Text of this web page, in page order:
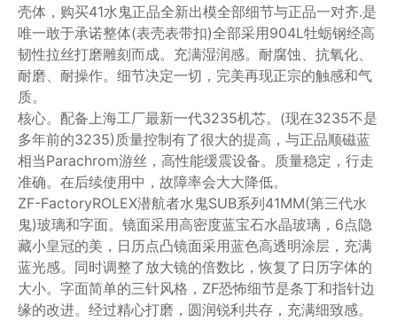
壳体，购买41水鬼正品全新出模全部细节与正品一对齐.是
唯一敢于承诺整体(表壳表带扣)全部采用904L牡蛎钢经高
韧性拉丝打磨雕刻而成。充满湿润感。耐腐蚀、抗氧化、
耐磨、耐操作。细节决定一切，完美再现正宗的触感和气
质。
核心。配备上海工厂最新一代3235机芯。(现在3235不是
多年前的3235)质量控制有了很大的提高，与正品顺磁蓝
相当Parachrom游丝，高性能缓震设备。质量稳定，行走
准确。在后续使用中，故障率会大大降低。
ZF-FactoryROLEX潜航者水鬼SUB系列41MM(第三代水
鬼)玻璃和字面。镜面采用高密度蓝宝石水晶玻璃，6点隐
藏小皇冠的美，日历点凸镜面采用蓝色高透明涂层，充满
蓝光感。同时调整了放大镜的倍数比，恢复了日历字体的
大小。字面简单的三针风格，ZF恐怖细节是条丁和指针边
缘的改进。经过精心打磨，圆润锐利共存，充满细致感。